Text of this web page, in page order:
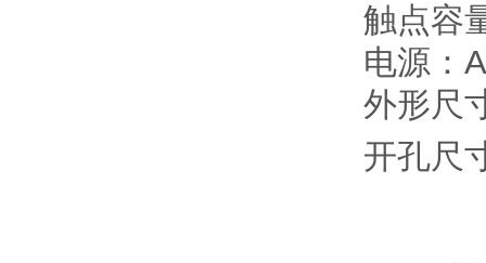
触点容
电源：
外形尺
开孔尺